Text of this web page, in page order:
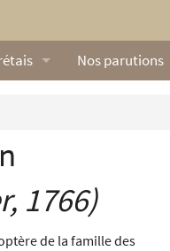
Nos parutions
Vidéos
1766)
de la famille des